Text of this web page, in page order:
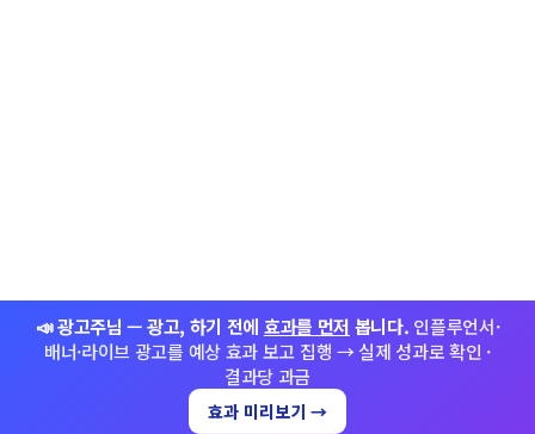
📣 광고주님 — 광고, 하기 전에 효과를 먼저 봅니다. 인플루언서·
배너·라이브 광고를 예상 효과 보고 집행 → 실제 성과로 확인 ·
결과당 과금
효과 미리보기 →